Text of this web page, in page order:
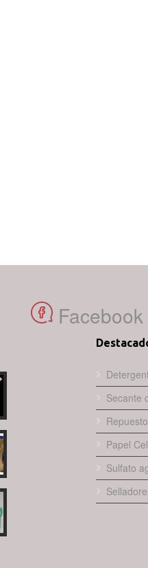
Facebook
Secante
Papel
Sulfato